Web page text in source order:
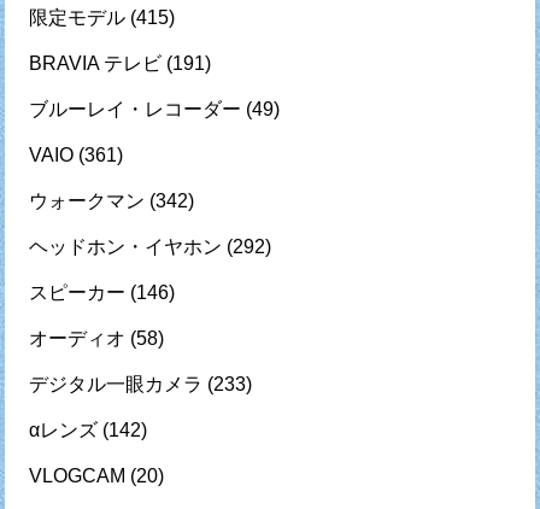
限定モデル (415)
BRAVIA テレビ (191)
ブルーレイ・レコーダー (49)
VAIO (361)
ウォークマン (342)
ヘッドホン・イヤホン (292)
スピーカー (146)
オーディオ (58)
デジタル一眼カメラ (233)
αレンズ (142)
VLOGCAM (20)